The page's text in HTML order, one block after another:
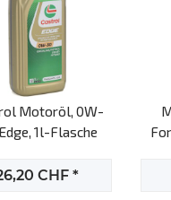
Motoröl, 0W-
1l-Flasche
CHF *